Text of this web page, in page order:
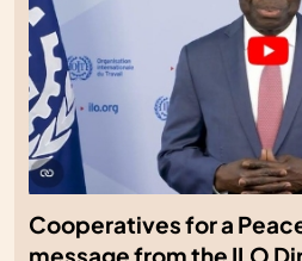
Cooperatives for a